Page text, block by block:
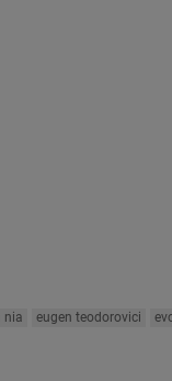
nia eugen teodorovici